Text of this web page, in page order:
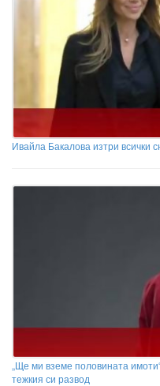
Ивайла Бакалова изтри всички
„Ще ми вземе половината
тежкия си развод